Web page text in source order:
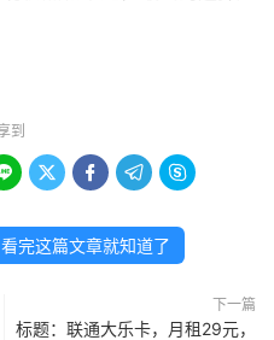
到
   
完这篇文章就知道了
下一篇
标题：联通大乐卡，月租29元，